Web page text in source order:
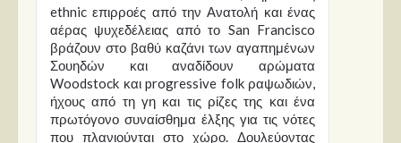
ethnic επιρροές από την Ανατολή και ένας
αέρας ψυχεδέλειας από το San Francisco
βράζουν στο βαθύ καζάνι των αγαπημένων
Σουηδών και αναδίδουν αρώματα
Woodstock και progressive folk ραψωδιών,
ήχους από τη γη και τις ρίζες της και ένα
πρωτόγονο συναίσθημα έλξης για τις νότες
που πλανιούνται στο χώρο. Δουλεύοντας